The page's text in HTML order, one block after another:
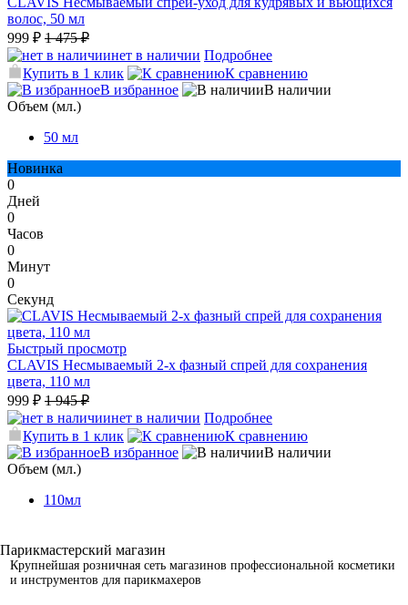
волос, 50 мл
999 ₽ 1 475 ₽
нет в наличии Подробнее
Купить в 1 клик
К сравнению
В избранное
В наличии
Объем (мл.)
50 мл
Новинка
0
Дней
0
Часов
0
Минут
0
Секунд
Быстрый просмотр
CLAVIS Несмываемый 2-х фазный спрей для сохранения
цвета, 110 мл
999 ₽ 1 945 ₽
нет в наличии Подробнее
Купить в 1 клик
К сравнению
В избранное
В наличии
Объем (мл.)
110мл
Крупнейшая розничная сеть магазинов профессиональной косметики
и инструментов для парикмахеров